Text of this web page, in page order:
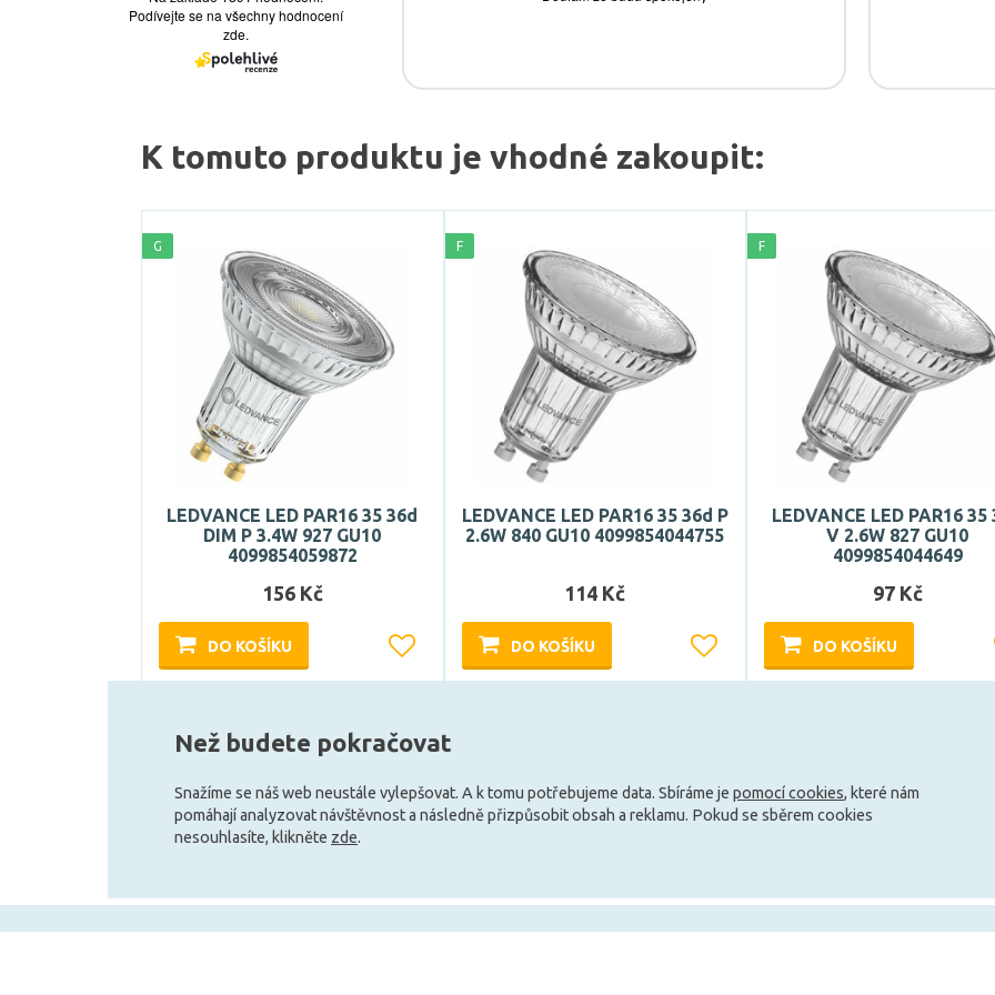
K tomuto produktu je vhodné zakoupit:
G
LEDVANCE LED PAR16 35 36d
DIM P 3.4W 927 GU10
4099854059872
156 Kč
DO KOŠÍKU
F
LEDVANCE LED PAR16 35 36d P
2.6W 840 GU10 4099854044755
114 Kč
DO KOŠÍKU
F
LEDVANCE LED PAR16 35
V 2.6W 827 GU10
4099854044649
97 Kč
DO KOŠÍKU
Načíst další
Než budete pokračovat
Snažíme se náš web neustále vylepšovat. A k tomu potřebujeme data. Sbíráme je pomocí cookies, které nám
pomáhají analyzovat návštěvnost a následně přizpůsobit obsah a reklamu. Pokud se sběrem cookies
nesouhlasíte, klikněte zde.